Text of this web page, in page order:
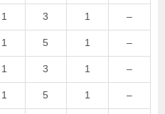
1 3 1 –
1 5 1 –
1 3 1 –
1 5 1 –